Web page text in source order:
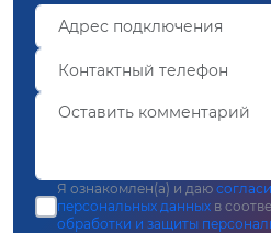
Я ознакомлен(а) и даю
персональных данных в
обработки и защиты